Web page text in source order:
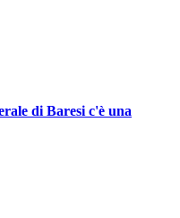
di Baresi c'è una